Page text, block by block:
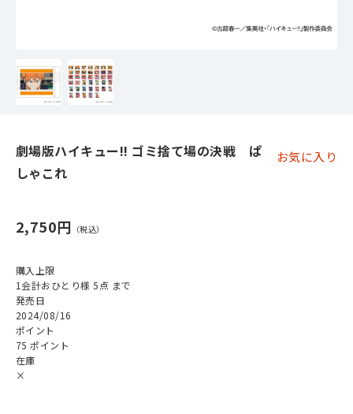
劇場版ハイキュー!! ゴミ捨て場の決戦 ぱ
しゃこれ
お気に入り
2,750円
購入上限
1会計おひとり様 5点 まで
発売日
2024/08/16
ポイント
75 ポイント
在庫
×